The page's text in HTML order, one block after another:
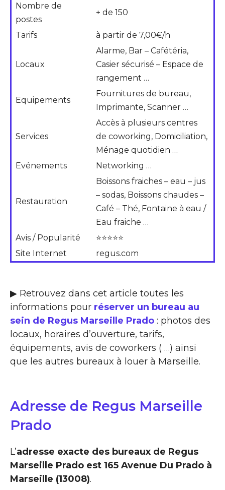
Nombre de
postes
+ de 150
Tarifs à partir de 7,00€/h
Locaux
Alarme, Bar – Cafétéria,
Casier sécurisé – Espace de
rangement …
Equipements
Fournitures de bureau,
Imprimante, Scanner …
Services
Accès à plusieurs centres
de coworking, Domiciliation,
Ménage quotidien …
Evénements
Networking …
Restauration
Boissons fraiches – eau – jus
– sodas, Boissons chaudes –
Café – Thé, Fontaine à eau /
Eau fraiche …
Avis / Popularité
⭐⭐⭐⭐⭐
Site Internet
regus.com
▶ Retrouvez dans cet article toutes les
informations pour réserver un bureau au
sein de Regus Marseille Prado : photos des
locaux, horaires d’ouverture, tarifs,
équipements, avis de coworkers ( …) ainsi
que les autres bureaux à louer à Marseille.
Adresse de Regus Marseille
Prado
L’adresse exacte des bureaux de Regus
Marseille Prado est 165 Avenue Du Prado à
Marseille (13008).